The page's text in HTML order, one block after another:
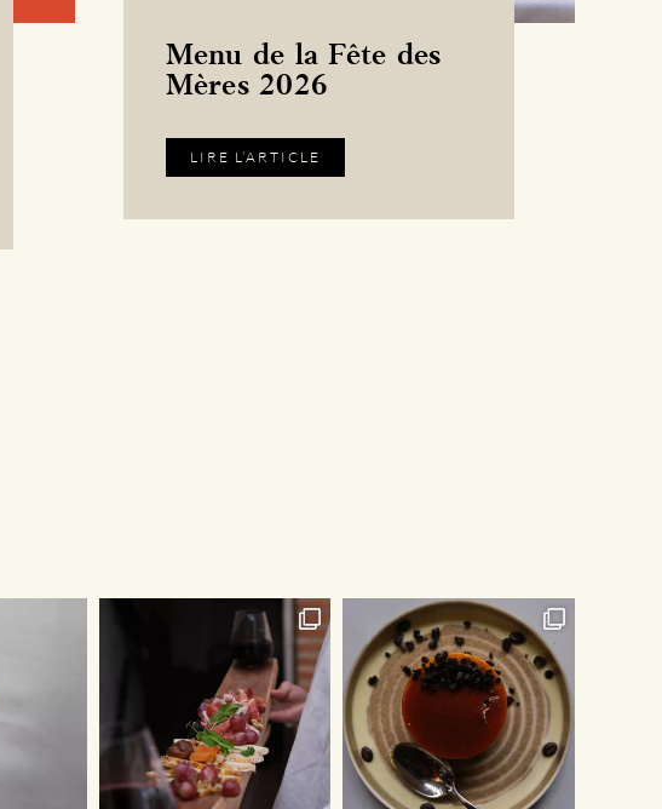
Menu de la Fête des
Mères 2026
LIRE L’ARTICLE